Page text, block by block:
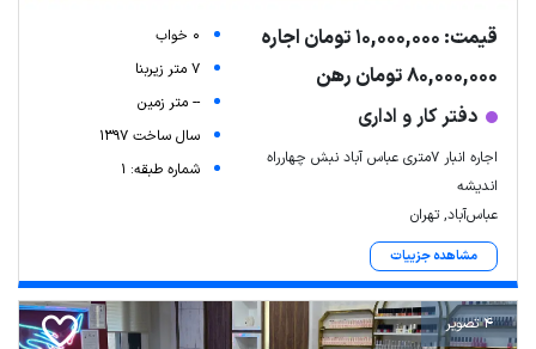
قیمت: 10,000,000 تومان اجاره
80,000,000 تومان رهن
دفتر کار و اداری
اجاره انبار ۷متری عباس آباد نبش چهارراه
اندیشه
عباس‌آباد, تهران
مشاهده جزییات
0 خواب
7 متر زیربنا
-- متر زمین
سال ساخت 1397
شماره طبقه: 1
4 تصویر